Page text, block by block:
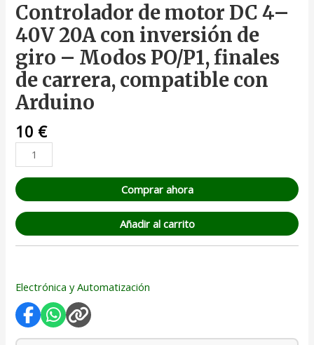
Controlador de motor DC 4–
40V 20A con inversión de
giro – Modos PO/P1, finales
de carrera, compatible con
Arduino
10 €
Comprar ahora
Añadir al carrito
Electrónica y Automatización